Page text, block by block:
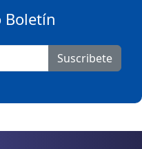
Boletín
Suscribete